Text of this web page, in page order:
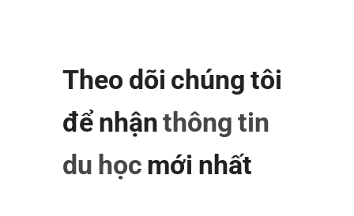
Theo dõi chúng tôi
để nhậnthông tin
du học mới nhất